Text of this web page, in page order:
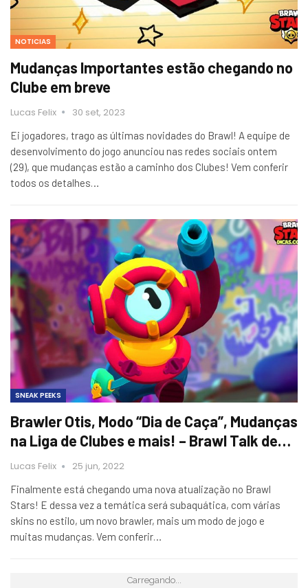
NOTICIAS
Mudanças Importantes estão chegando no
Clube em breve
Lucas Felix 30 set, 2023
Ei jogadores, trago as últimas novidades do Brawl! A equipe de
desenvolvimento do jogo anunciou nas redes sociais ontem
(29), que mudanças estão a caminho dos Clubes! Vem conferir
todos os detalhes…
SNEAK PEEKS
Brawler Otis, Modo “Dia de Caça”, Mudanças
na Liga de Clubes e mais! – Brawl Talk de…
Lucas Felix 25 jun, 2022
Finalmente está chegando uma nova atualização no Brawl
Stars! E dessa vez a temática será subaquática, com várias
skins no estilo, um novo brawler, mais um modo de jogo e
muitas mudanças. Vem conferir…
Carregando...